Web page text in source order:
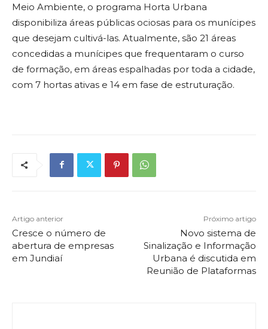
Meio Ambiente, o programa Horta Urbana
disponibiliza áreas públicas ociosas para os munícipes
que desejam cultivá-las. Atualmente, são 21 áreas
concedidas a munícipes que frequentaram o curso
de formação, em áreas espalhadas por toda a cidade,
com 7 hortas ativas e 14 em fase de estruturação.
Artigo anterior
Cresce o número de
abertura de empresas
em Jundiaí
Próximo artigo
Novo sistema de
Sinalização e Informação
Urbana é discutida em
Reunião de Plataformas